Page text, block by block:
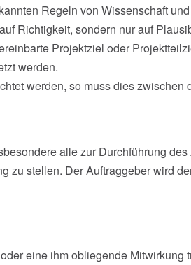
Regeln von Wissenschaft
Richtigkeit, sondern nur auf
Projektziel oder
werden.
werden, so muss dies zwischen
alle zur Durchführung
stellen. Der Auftraggeber wird
eine ihm obliegende